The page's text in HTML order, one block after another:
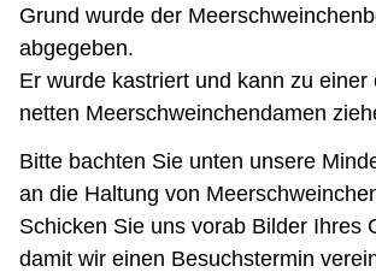
Grund wurde der
abgegeben.
Er wurde kastriert und kann zu einer
netten Meerschweinchendamen
Bitte bachten Sie unten unsere
an die Haltung von
Schicken Sie uns vorab Bilder Ihres
damit wir einen Besuchstermin